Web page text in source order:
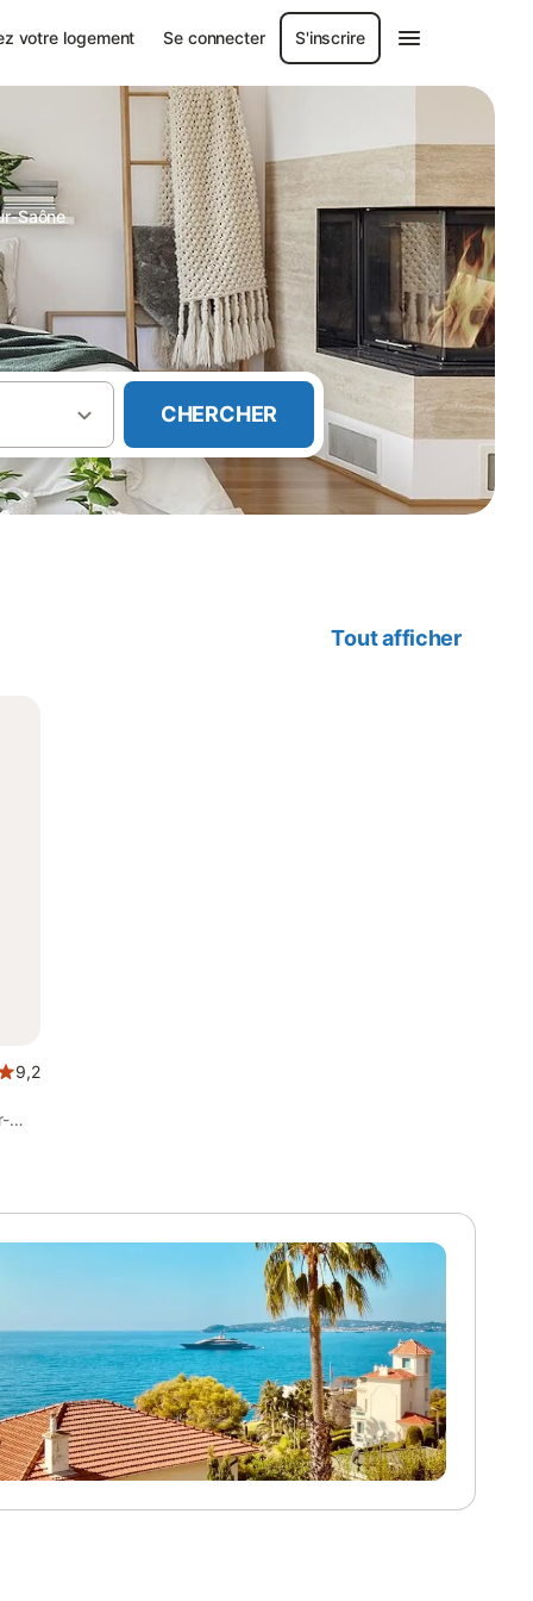
votre logement Se connecter S'inscrire
Saône
CHERCHER
Tout afficher
9,2